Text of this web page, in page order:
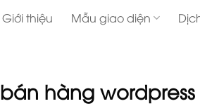
Giới thiệu Mẫu giao diện
hàng wordpress